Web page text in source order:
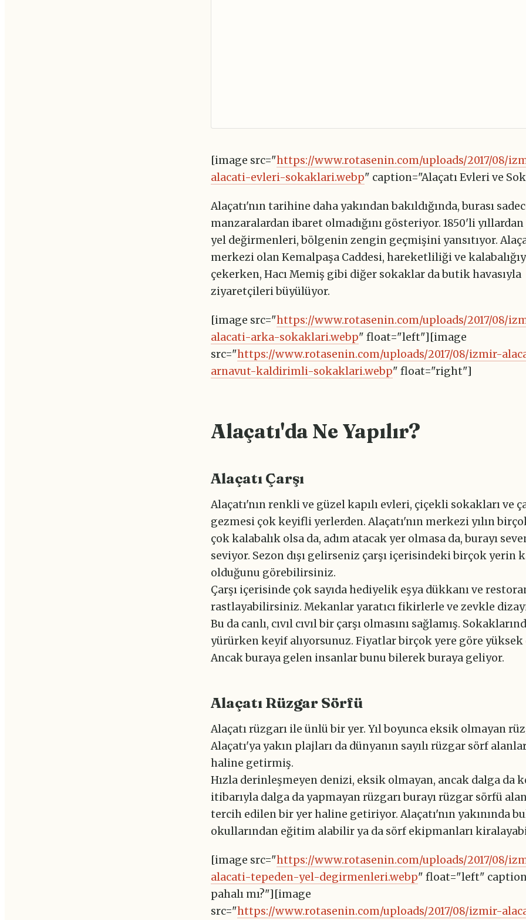
[image src="https://www.rotasenin.com/uploads/2017/08/
alacati-evleri-sokaklari.webp" caption="Alaçatı Evleri ve
Alaçatı'nın tarihine daha yakından bakıldığında, burası
manzaralardan ibaret olmadığını gösteriyor. 1850'li
yel değirmenleri, bölgenin zengin geçmişini yansıtıyor.
merkezi olan Kemalpaşa Caddesi, hareketliliği ve
çekerken, Hacı Memiş gibi diğer sokaklar da butik havasıyla
ziyaretçileri büyülüyor.
[image src="https://www.rotasenin.com/uploads/2017/08/
alacati-arka-sokaklari.webp" float="left"][image
src="https://www.rotasenin.com/uploads/2017/08/izmir-
arnavut-kaldirimli-sokaklari.webp" float="right"]
Alaçatı'da Ne Yapılır?
Alaçatı Çarşı
Alaçatı'nın renkli ve güzel kapılı evleri, çiçekli sokakları ve
gezmesi çok keyifli yerlerden. Alaçatı'nın merkezi yılın
çok kalabalık olsa da, adım atacak yer olmasa da, burayı
seviyor. Sezon dışı gelirseniz çarşı içerisindeki birçok yerin
olduğunu görebilirsiniz.
Çarşı içerisinde çok sayıda hediyelik eşya dükkanı ve
rastlayabilirsiniz. Mekanlar yaratıcı fikirlerle ve zevkle
Bu da canlı, cıvıl cıvıl bir çarşı olmasını sağlamış.
yürürken keyif alıyorsunuz. Fiyatlar birçok yere göre yüksek
Ancak buraya gelen insanlar bunu bilerek buraya geliyor.
Alaçatı Rüzgar Sörfü
Alaçatı rüzgarı ile ünlü bir yer. Yıl boyunca eksik olmayan
Alaçatı'ya yakın plajları da dünyanın sayılı rüzgar sörf
haline getirmiş.
Hızla derinleşmeyen denizi, eksik olmayan, ancak dalga da
itibarıyla dalga da yapmayan rüzgarı burayı rüzgar sörfü
tercih edilen bir yer haline getiriyor. Alaçatı'nın yakınında
okullarından eğitim alabilir ya da sörf ekipmanları
[image src="https://www.rotasenin.com/uploads/2017/08/
alacati-tepeden-yel-degirmenleri.webp" float="left"
pahalı mı?"][image
src="https://www.rotasenin.com/uploads/2017/08/izmir-